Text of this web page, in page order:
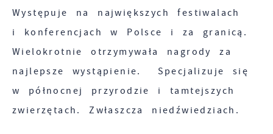
Występuje na największych festiwalach
i konferencjach w Polsce i za granicą.
Wielokrotnie otrzymywała nagrody za
najlepsze wystąpienie. Specjalizuje się
w północnej przyrodzie i tamtejszych
zwierzętach. Zwłaszcza niedźwiedziach.